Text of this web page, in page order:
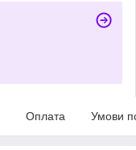
Оплата Умови